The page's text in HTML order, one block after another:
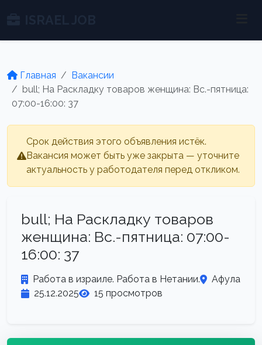
Главная
Вакансии
bull; На Раскладку товаров женщина: Вс.-пятница:
07:00-16:00: 37
Срок действия этого объявления истёк.
Вакансия может быть уже закрыта — уточните
актуальность у работодателя перед откликом.
bull; На Раскладку товаров
женщина: Вс.-пятница: 07:00-
16:00: 37
Работа в израиле. Работа в Нетании.
Афула
25.12.2025
15 просмотров